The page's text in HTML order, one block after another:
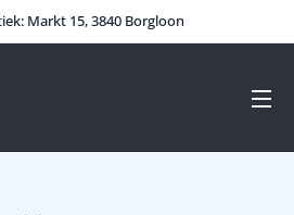
Markt 15, 3840 Borgloon